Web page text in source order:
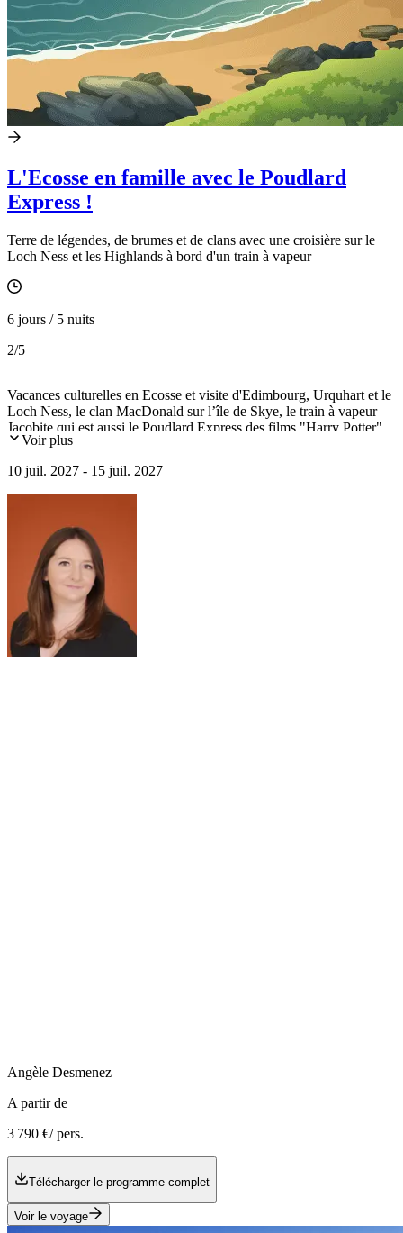
L'Ecosse en famille avec le Poudlard
Express !
Terre de légendes, de brumes et de clans avec une croisière sur le
Loch Ness et les Highlands à bord d'un train à vapeur
6 jours / 5 nuits
2/5
Vacances culturelles en Ecosse et visite d'Edimbourg, Urquhart et le
Loch Ness, le clan MacDonald sur l’île de Skye, le train à vapeur
Jacobite qui est aussi le Poudlard Express des films "Harry Potter",
Glen Coe...
Voir plus
10 juil. 2027 - 15 juil. 2027
Angèle Desmenez
A partir de
3 790 €/ pers.
Télécharger le programme complet
Voir le voyage